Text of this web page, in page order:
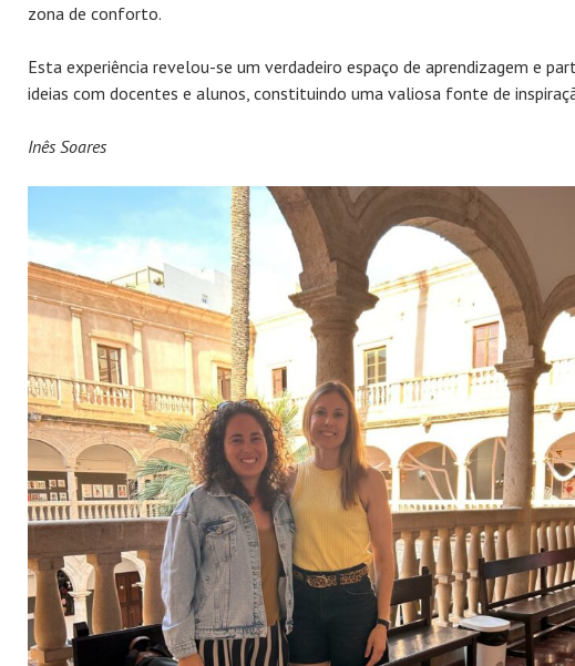
zona de conforto.
Esta experiência revelou-se um verdadeiro espaço de aprendizagem e
ideias com docentes e alunos, constituindo uma valiosa fonte de
Inês Soares